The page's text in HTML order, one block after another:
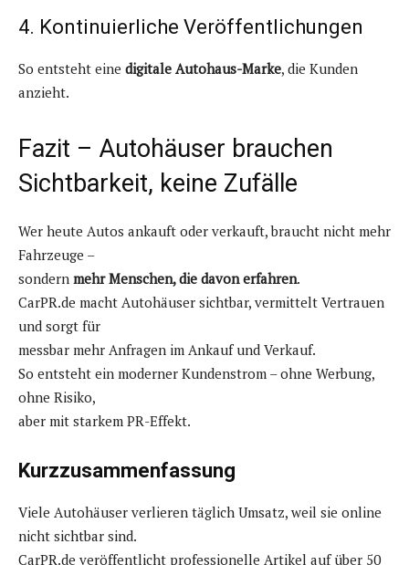
4. Kontinuierliche Veröffentlichungen
So entsteht eine digitale Autohaus-Marke, die Kunden
anzieht.
Fazit – Autohäuser brauchen
Sichtbarkeit, keine Zufälle
Wer heute Autos ankauft oder verkauft, braucht nicht mehr
Fahrzeuge –
sondern mehr Menschen, die davon erfahren.
CarPR.de macht Autohäuser sichtbar, vermittelt Vertrauen
und sorgt für
messbar mehr Anfragen im Ankauf und Verkauf.
So entsteht ein moderner Kundenstrom – ohne Werbung,
ohne Risiko,
aber mit starkem PR-Effekt.
Kurzzusammenfassung
Viele Autohäuser verlieren täglich Umsatz, weil sie online
nicht sichtbar sind.
CarPR.de veröffentlicht professionelle Artikel auf über 50